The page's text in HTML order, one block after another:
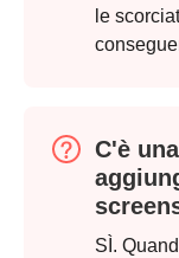
le
C'è
SÌ.